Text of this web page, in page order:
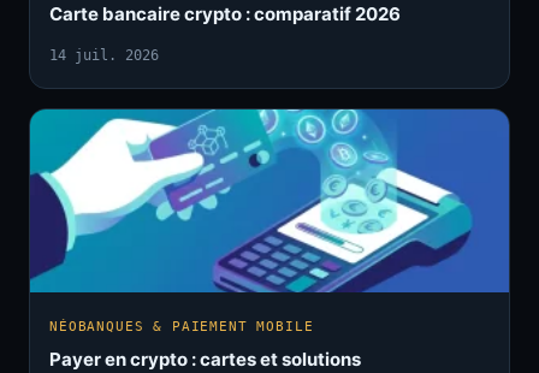
Carte bancaire crypto : comparatif 2026
14 juil. 2026
NÉOBANQUES & PAIEMENT MOBILE
Payer en crypto : cartes et solutions